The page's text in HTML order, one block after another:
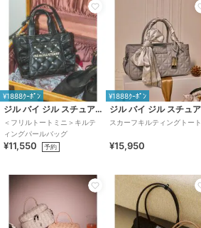
¥1888ｸｰﾎﾟﾝ
ジル バイ ジル スチュアート
＜フリルトートミニ＞キルテ
ィングパールバッグ
¥11,550 予約
¥1888ｸｰﾎﾟﾝ
スカーフキルティングトート
¥15,950